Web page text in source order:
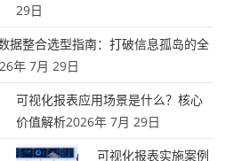
29日
据整合选型指南：打破信息孤岛的全
年 7月 29日
可视化报表应用场景是什么？核心
价值解析2026年 7月 29日
可视化报表实施案例